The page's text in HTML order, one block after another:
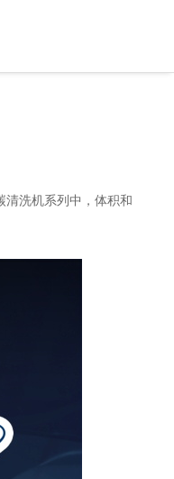
洗机系列中，体积和